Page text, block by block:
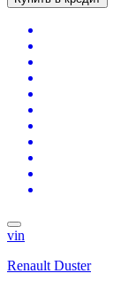
vin
Renault Duster